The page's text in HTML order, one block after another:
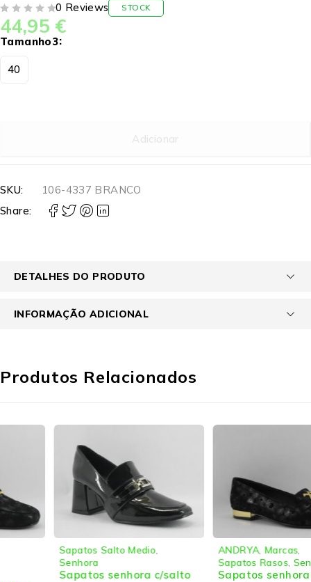
0 Reviews STOCK
44,95 €
Tamanho3
40
Adicionar
SKU:
106-4337 BRANCO
Share:
DETALHES DO PRODUTO
INFORMAÇÃO ADICIONAL
Produtos Relacionados
Sapatos Salto Medio,
Sapatos senhora c/salto
Marcas,
Sapatos Rasos,Senhora
Sapatos senhora rasos